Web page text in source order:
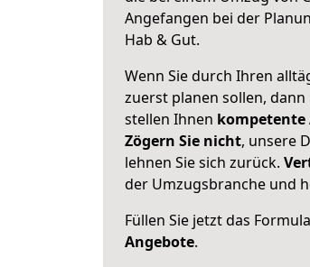
Angefangen bei der
Hab & Gut.
Wenn Sie durch Ihren
zuerst planen sollen,
stellen Ihnen kompetente
Zögern Sie nicht, unsere
lehnen Sie sich zurück.
der Umzugsbranche und
Füllen Sie jetzt das
Angebote.